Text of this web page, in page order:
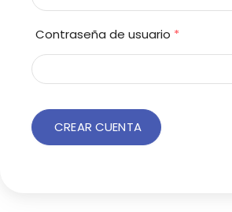
Contraseña de usuario *
CREAR CUENTA